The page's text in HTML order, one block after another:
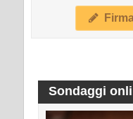
Sondaggi